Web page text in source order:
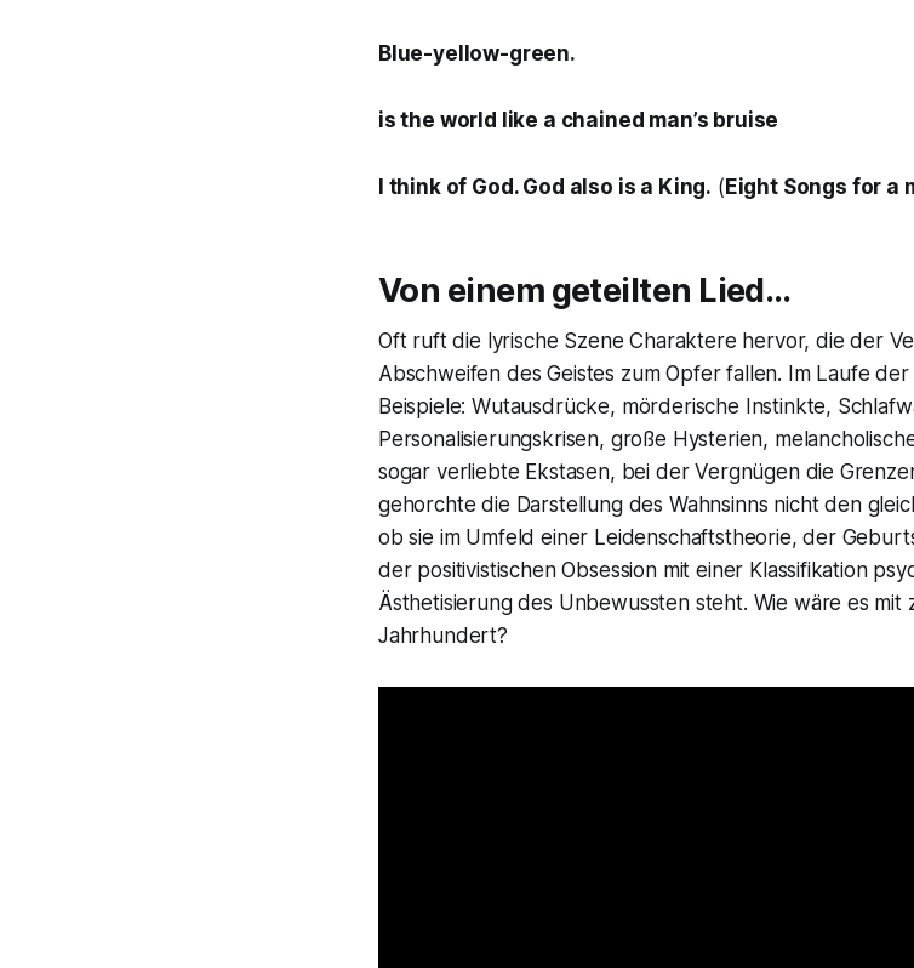
Blue-yellow-green.
is the world like a chained man’s bruise
I think of God. God also is a King. (Eight Songs for a
Von einem geteilten Lied…
Oft ruft die lyrische Szene Charaktere hervor, die der
Abschweifen des Geistes zum Opfer fallen. Im Laufe
Beispiele: Wutausdrücke, mörderische Instinkte,
Personalisierungskrisen, große Hysterien,
sogar verliebte Ekstasen, bei der Vergnügen die
gehorchte die Darstellung des Wahnsinns nicht den
ob sie im Umfeld einer Leidenschaftstheorie, der
der positivistischen Obsession mit einer Klassifikation
Ästhetisierung des Unbewussten steht. Wie wäre es mit
Jahrhundert?